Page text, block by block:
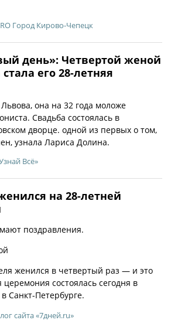
Город Кирово-Чепецк
день»: Четвертой женой
его 28-летняя
она на 32 года моложе
Свадьба состоялась в
дворце. одной из первых о том,
узнала Лариса Долина.
Всё»
на 28-летней
поздравления.
женился в четвертый раз — и это
состоялась сегодня в
Санкт-Петербурге.
сайта «7дней.ru»